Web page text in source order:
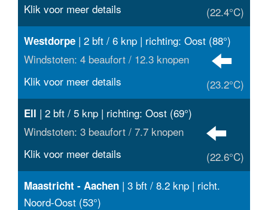
(22.4°C)
Klik voor meer details
Westdorpe | 2 bft / 6 knp | richting: Oost (88°)
Windstoten: 4 beaufort / 12.3 knopen
(23.2°C)
Klik voor meer details
Ell | 2 bft / 5 knp | richting: Oost (69°)
Windstoten: 3 beaufort / 7.7 knopen
(22.6°C)
Klik voor meer details
Maastricht - Aachen | 3 bft / 8.2 knp | richt.
Noord-Oost (53°)